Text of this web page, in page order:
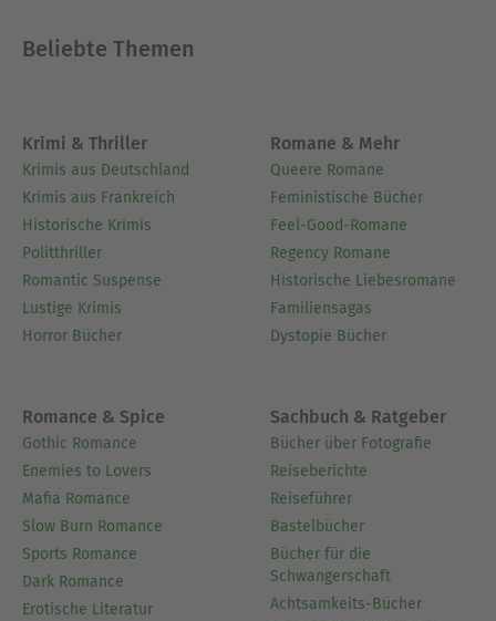
Max-Planck-Institut für europäische
ausgebildet und ist gegenwärtig
wissenschaftlicher Mitarbeiter an der Universität
Rostock.
Ausblenden
Beliebte Themen
Krimi & Thriller
Krimis aus Deutschland
Krimis aus Frankreich
Historische Krimis
Politthriller
Romantic Suspense
Lustige Krimis
Horror Bücher
Romane & Mehr
Queere Romane
Feministische Bücher
Feel-Good-Romane
Regency Romane
Historische Liebesromane
Familiensagas
Dystopie Bücher
Romance & Spice
Gothic Romance
Enemies to Lovers
Mafia Romance
Slow Burn Romance
Sports Romance
Dark Romance
Erotische Literatur
Sachbuch & Ratgeber
Bücher über Fotografie
Reiseberichte
Reiseführer
Bastelbücher
Bücher für die
Schwangerschaft
Achtsamkeits-Bücher